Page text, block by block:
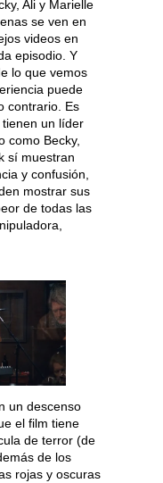
Ali y Marielle
se ven en
videos en
episodio. Y
lo que vemos
puede
contrario. Es
un líder
como Becky,
sí muestran
y confusión,
mostrar sus
de todas las
un descenso
el film tiene
de terror (de
de los
rojas y oscuras